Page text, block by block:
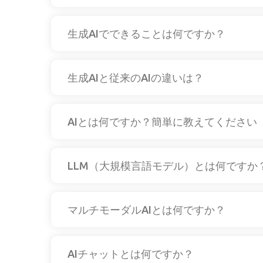
生成AIでできることは何ですか？
生成AIと従来のAIの違いは？
AIとは何ですか？簡単に教えてください
LLM（大規模言語モデル）とは何ですか
マルチモーダルAIとは何ですか？
AIチャットとは何ですか？